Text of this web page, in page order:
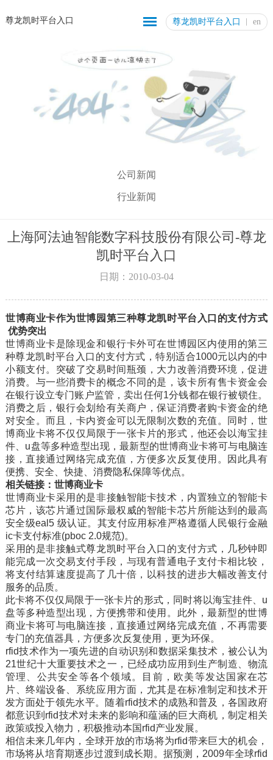
尊龙凯时平台入口 尊龙凯时平台入口 en
公司新闻
行业新闻
上海阿法迪智能数字科技股份有限公司-尊龙
凯时平台入口
日期：2010-03-04
世博商业卡作为世博园第三种尊龙凯时平台入口的支付方式
优势突出
世博商业卡是除现金和银行卡外可在世博园区内使用的第三
种尊龙凯时平台入口的支付方式，特别适合1000元以内的中
小额支付。突破了交易时间瓶颈，大力改善消费环境，促进
消费。与一些消费卡的概念不同的是，该卡所有售卡资金会
在银行设立专门账户监管，卖出任何1分钱都在银行被锁住。
消费之后，银行会划给有关商户，保证消费者购卡资金的绝
对安全。而且，卡内资金可以无限制次数的充值。同时，世
博商业卡将不仅仅局限于一张卡片的形式，他还会以海宝挂
件、u盘等多种造型出现，最新型的世博商业卡将可与电脑连
接，直接通过网络完成充值，方便多次反复使用。因此具有
便携、安全、快捷、消费隐私保障等优点。
相关链接：世博商业卡
世博商业卡采用的是非接触智能卡技术，内置独立的智能卡
芯片，该芯片通过国际最权威的智能卡芯片所能达到的最高
安全级eal5 级认证。其支付应用标准严格遵循人民银行金融
ic卡支付标准(pboc 2.0规范)。
采用的是非接触式尊龙凯时平台入口的支付方式，几秒钟即
能完成一次交易支付手段，与现有普通电子支付卡相比较，
将支付结算速度提高了几十倍，以科技的进步大幅改善支付
服务的品质。
此卡将不仅仅局限于一张卡片的形式，同时将以海宝挂件、u
盘等多种造型出现，方便携带和使用。此外，最新型的世博
商业卡将可与电脑连接，直接通过网络完成充值，不再需要
专门的充值器具，方便多次反复使用，更为环保。
rfid技术作为一项先进的自动识别和数据采集技术，被公认为
21世纪十大重要技术之一，已经成功应用到生产制造、物流
管理、公共安全等各个领域。目前，欧美等发达国家在芯
片、终端设备、系统应用方面，尤其是在标准制定和技术开
发方面处于领先水平。随着rfid技术的成熟和普及，各国政府
都意识到rfid技术对未来的影响和蕴涵的巨大商机，制定相关
政策或投入物力，积极推动本国rfid产业发展。
相信未来几年内，全球开放的市场将为rfid带来巨大的机会，
市场将从培育期逐步过渡到成长期。据预测，2009年全球rfid